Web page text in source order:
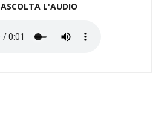
ASCOLTA L'AUDIO